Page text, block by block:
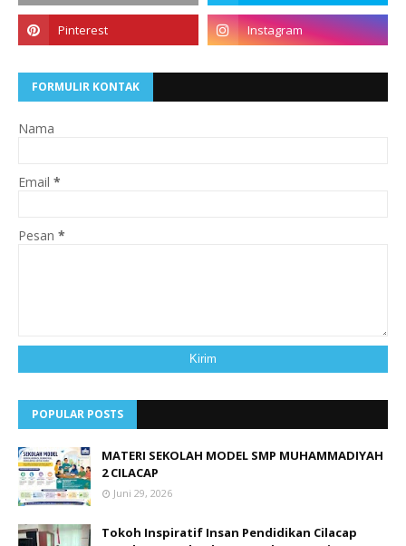
FORMULIR KONTAK
Nama
Email *
Pesan *
POPULAR POSTS
MATERI SEKOLAH MODEL SMP MUHAMMADIYAH
2 CILACAP
Juni 29, 2026
Tokoh Inspiratif Insan Pendidikan Cilacap